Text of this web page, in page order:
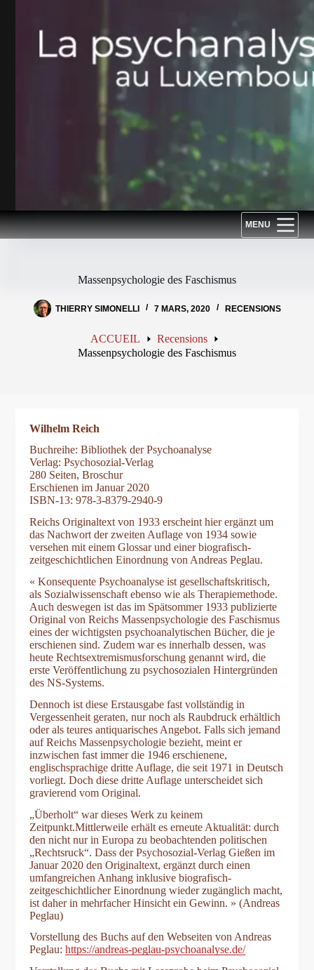
MENU
Massenpsychologie des Faschismus
THIERRY SIMONELLI 7 MARS, 2020 RECENSIONS
ACCUEIL
Recensions
Massenpsychologie des Faschismus
Wilhelm Reich
Buchreihe: Bibliothek der Psychoanalyse
Verlag: Psychosozial-Verlag
280 Seiten, Broschur
Erschienen im Januar 2020
ISBN-13: 978-3-8379-2940-9
Reichs Originaltext von 1933 erscheint hier ergänzt um
das Nachwort der zweiten Auflage von 1934 sowie
versehen mit einem Glossar und einer biografisch-
zeitgeschichtlichen Einordnung von Andreas Peglau.
« Konsequente Psychoanalyse ist gesellschaftskritisch,
als Sozialwissenschaft ebenso wie als Therapiemethode.
Auch deswegen ist das im Spätsommer 1933 publizierte
Original von Reichs Massenpsychologie des Faschismus
eines der wichtigsten psychoanalytischen Bücher, die je
erschienen sind. Zudem war es innerhalb dessen, was
heute Rechtsextremismusforschung genannt wird, die
erste Veröffentlichung zu psychosozialen Hintergründen
des NS-Systems.
Dennoch ist diese Erstausgabe fast vollständig in
Vergessenheit geraten, nur noch als Raubdruck erhältlich
oder als teures antiquarisches Angebot. Falls sich jemand
auf Reichs Massenpsychologie bezieht, meint er
inzwischen fast immer die 1946 erschienene,
englischsprachige dritte Auflage, die seit 1971 in Deutsch
vorliegt. Doch diese dritte Auflage unterscheidet sich
gravierend vom Original.
„Überholt“ war dieses Werk zu keinem
Zeitpunkt.Mittlerweile erhält es erneute Aktualität: durch
den nicht nur in Europa zu beobachtenden politischen
„Rechtsruck“. Dass der Psychosozial-Verlag Gießen im
Januar 2020 den Originaltext, ergänzt durch einen
umfangreichen Anhang inklusive biografisch-
zeitgeschichtlicher Einordnung wieder zugänglich macht,
ist daher in mehrfacher Hinsicht ein Gewinn. » (Andreas
Peglau)
Vorstellung des Buchs auf den Webseiten von Andreas
Peglau:https://andreas-peglau-psychoanalyse.de/